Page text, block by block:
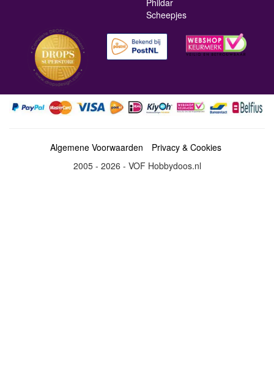
Phildar
Scheepjes
Algemene Voorwaarden
Privacy & Cookies
2005 - 2026 - VOF Hobbydoos.nl